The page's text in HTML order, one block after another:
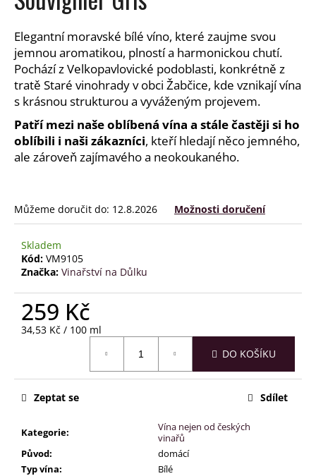
Elegantní moravské bílé víno, které zaujme svou
jemnou aromatikou, plností a harmonickou chutí.
Pochází z Velkopavlovické podoblasti, konkrétně z
tratě Staré vinohrady v obci Žabčice, kde vznikají vína
s krásnou strukturou a vyváženým projevem.
Patří mezi naše oblíbená vína a stále častěji si ho
oblíbili i naši zákazníci, kteří hledají něco jemného,
ale zároveň zajímavého a neokoukaného.
Můžeme doručit do: 12.8.2026 Možnosti doručení
Skladem
Kód: VM9105
Značka: Vinařství na Důlku
259 Kč
Měrná
34,53 Kč / 100 ml
DO KOŠÍKU
Kategorie:
Vína nejen od českých
vinařů
Původ:
domácí
Typ vína:
Bílé
Zeptat se Sdílet
a
j
í
t
?
HLEDAT
D
r
m